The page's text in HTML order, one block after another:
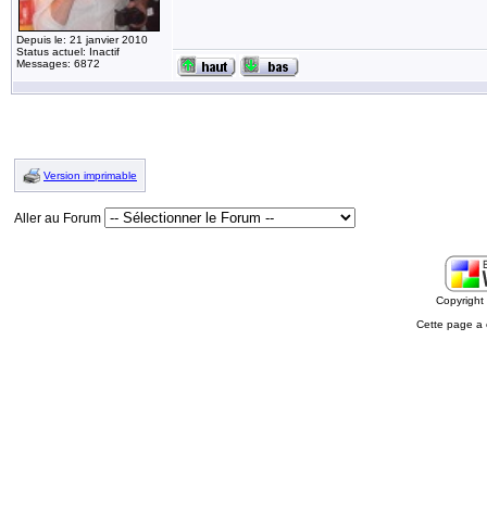
Depuis le: 21 janvier 2010
Status actuel: Inactif
Messages: 6872
Version imprimable
Aller au Forum
Cette page a